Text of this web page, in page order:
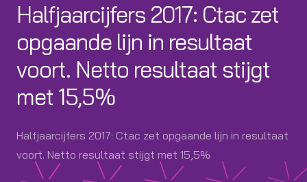
Halfjaarcijfers 2017: Ctac zet
opgaande lijn in resultaat
voort. Netto resultaat stijgt
met 15,5%
Halfjaarcijfers 2017: Ctac zet opgaande lijn in resultaat
voort. Netto resultaat stijgt met 15,5%